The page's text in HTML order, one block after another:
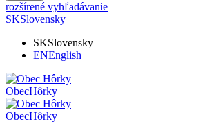
rozšírené vyhľadávanie
SKSlovensky
SKSlovensky
ENEnglish
ObecHôrky
ObecHôrky